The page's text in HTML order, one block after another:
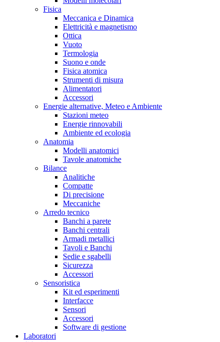
Fisica
Meccanica e Dinamica
Elettricità e magnetismo
Ottica
Vuoto
Termologia
Suono e onde
Fisica atomica
Strumenti di misura
Alimentatori
Accessori
Energie alternative, Meteo e Ambiente
Stazioni meteo
Energie rinnovabili
Ambiente ed ecologia
Anatomia
Modelli anatomici
Tavole anatomiche
Bilance
Analitiche
Compatte
Di precisione
Meccaniche
Arredo tecnico
Banchi a parete
Banchi centrali
Armadi metallici
Tavoli e Banchi
Sedie e sgabelli
Sicurezza
Accessori
Sensoristica
Kit ed esperimenti
Interfacce
Sensori
Accessori
Software di gestione
Laboratori